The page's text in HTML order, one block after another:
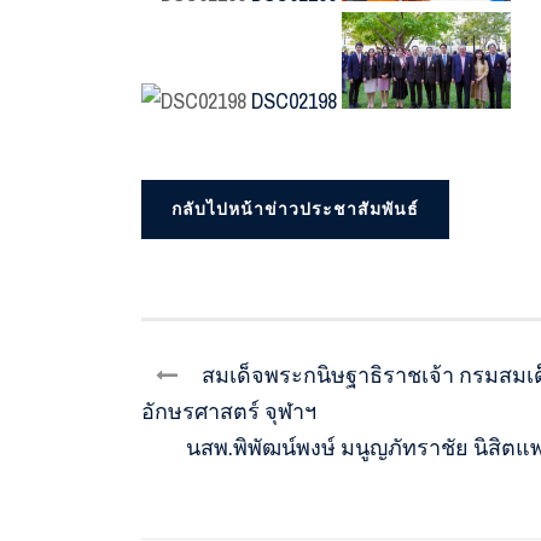
DSC02198
กลับไปหน้าข่าวประชาสัมพันธ์
สมเด็จพระกนิษฐาธิราชเจ้า กรมสม
อักษรศาสตร์ จุฬาฯ
นสพ.พิพัฒน์พงษ์ มนูญภัทราชัย นิสิตแพทย์ ชั้